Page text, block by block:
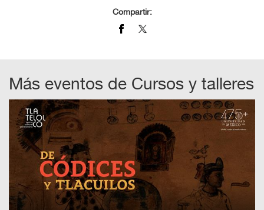
Compartir:
Más eventos de Cursos y talleres